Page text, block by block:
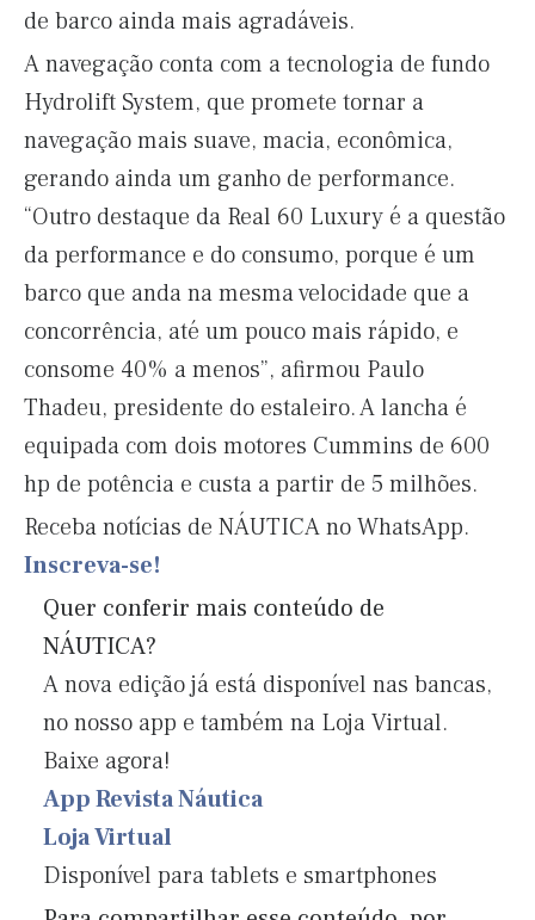
de barco ainda mais agradáveis.
A navegação conta com a tecnologia de fundo
Hydrolift System, que promete tornar a
navegação mais suave, macia, econômica,
gerando ainda um ganho de performance.
“Outro destaque da Real 60 Luxury é a questão
da performance e do consumo, porque é um
barco que anda na mesma velocidade que a
concorrência, até um pouco mais rápido, e
consome 40% a menos”, afirmou Paulo
Thadeu, presidente do estaleiro. A lancha é
equipada com dois motores Cummins de 600
hp de potência e custa a partir de 5 milhões.
Receba notícias de NÁUTICA no WhatsApp.
Inscreva-se!
Quer conferir mais conteúdo de
NÁUTICA?
A nova edição já está disponível nas bancas,
no nosso app e também na Loja Virtual.
Baixe agora!
App Revista Náutica
Loja Virtual
Disponível para tablets e smartphones